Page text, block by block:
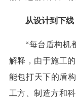
从设计到下线
“每台盾构机
解释，由于施工
能包打天下的盾
工方、制造方和